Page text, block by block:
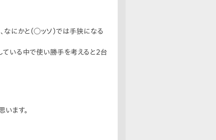
にかと（◯ッソ）では手狭になる
ている中で使い勝手を考えると2台
ます。